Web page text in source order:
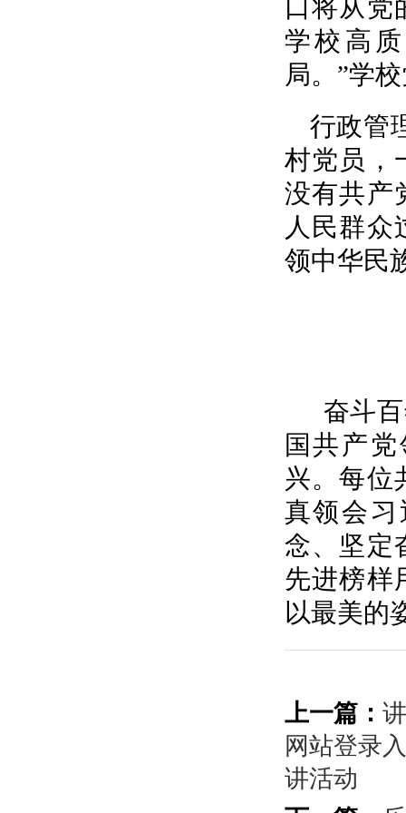
口将从党
学校高
局。”学
行政管
村党员，
没有共产
人民群
领中华民
奋斗
国共产
兴。每位
真领会
念、坚定
先进榜样
以最美的
上一篇：
网站登录
讲活动